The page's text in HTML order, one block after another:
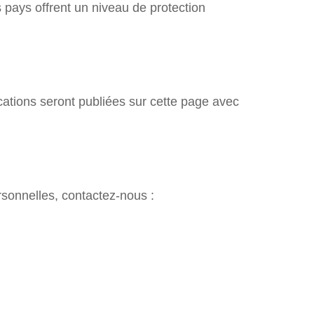
offrent un niveau de protection
seront publiées sur cette page avec
contactez-nous :